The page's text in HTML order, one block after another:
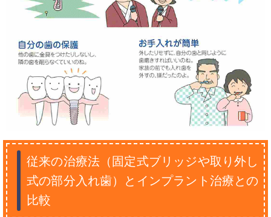
従来の治療法（固定式ブリッジや取り外し
式の部分入れ歯）とインプラント治療との
比較